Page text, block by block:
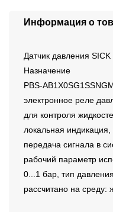
Информация о
Датчик давления
Назначение
PBS-
электронное реле
для контроля
локальная
передача сигнала в
рабочий параметр
0...1 бар, тип
рассчитано на среду: